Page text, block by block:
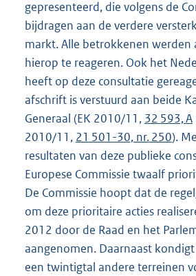
gepresenteerd, die volgens de
bijdragen aan de verdere
markt. Alle betrokkenen werden
hierop te reageren. Ook het
heeft op deze consultatie
afschrift is verstuurd aan beide
Generaal (EK 2010/11, 32 593, A
2010/11, 21 501-30, nr. 250).
resultaten van deze publieke
Europese Commissie twaalf
De Commissie hoopt dat de
om deze prioritaire acties
2012 door de Raad en het
aangenomen. Daarnaast
een twintigtal andere terreinen